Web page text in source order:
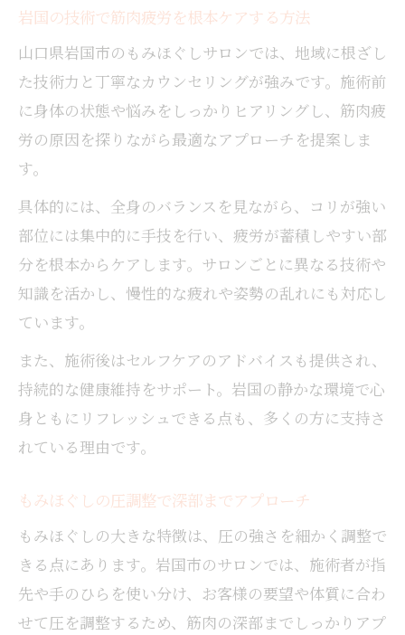
岩国の技術で筋肉疲労を根本ケアする方法
山口県岩国市のもみほぐしサロンでは、地域に根ざし
た技術力と丁寧なカウンセリングが強みです。施術前
に身体の状態や悩みをしっかりヒアリングし、筋肉疲
労の原因を探りながら最適なアプローチを提案しま
す。
具体的には、全身のバランスを見ながら、コリが強い
部位には集中的に手技を行い、疲労が蓄積しやすい部
分を根本からケアします。サロンごとに異なる技術や
知識を活かし、慢性的な疲れや姿勢の乱れにも対応し
ています。
また、施術後はセルフケアのアドバイスも提供され、
持続的な健康維持をサポート。岩国の静かな環境で心
身ともにリフレッシュできる点も、多くの方に支持さ
れている理由です。
もみほぐしの圧調整で深部までアプローチ
もみほぐしの大きな特徴は、圧の強さを細かく調整で
きる点にあります。岩国市のサロンでは、施術者が指
先や手のひらを使い分け、お客様の要望や体質に合わ
せて圧を調整するため、筋肉の深部までしっかりアプ